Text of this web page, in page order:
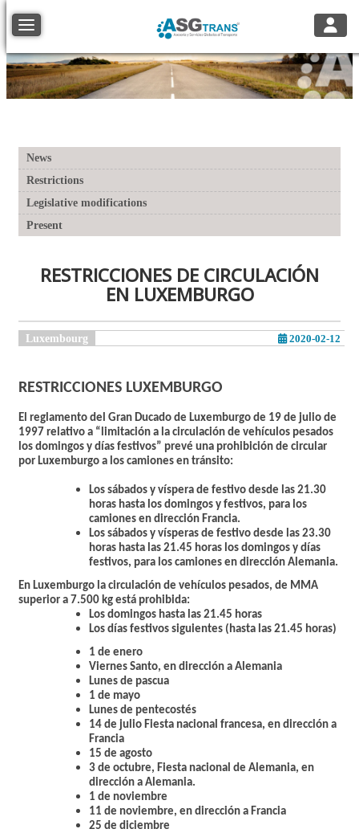
Toggle navigation
News
Restrictions
Legislative modifications
Present
RESTRICCIONES DE CIRCULACIÓN
EN LUXEMBURGO
Luxembourg 2020-02-12
RESTRICCIONES LUXEMBURGO
El reglamento del Gran Ducado de Luxemburgo de 19 de julio de
1997 relativo a “limitación a la circulación de vehículos pesados
los domingos y días festivos” prevé una prohibición de circular
por Luxemburgo a los camiones en tránsito:
Los sábados y víspera de festivo desde las 21.30
horas hasta los domingos y festivos, para los
camiones en dirección Francia.
Los sábados y vísperas de festivo desde las 23.30
horas hasta las 21.45 horas los domingos y días
festivos, para los camiones en dirección Alemania.
En Luxemburgo la circulación de vehículos pesados, de MMA
superior a 7.500 kg está prohibida:
Los domingos hasta las 21.45 horas
Los días festivos siguientes (hasta las 21.45 horas)
1 de enero
Viernes Santo, en dirección a Alemania
Lunes de pascua
1 de mayo
Lunes de pentecostés
14 de julio Fiesta nacional francesa, en dirección a
Francia
15 de agosto
3 de octubre, Fiesta nacional de Alemania, en
dirección a Alemania.
1 de noviembre
11 de noviembre, en dirección a Francia
25 de diciembre